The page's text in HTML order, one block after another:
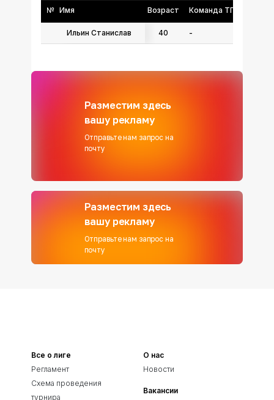
№ Имя Возраст Команда ТГФФ
Ильин Станислав 40 -
Разместим здесь
вашу рекламу
Отправьте нам запрос на
почту
Разместим здесь
вашу рекламу
Отправьте нам запрос на
почту
Все о лиге
Регламент
Схема проведения
турнира
О нас
Новости
Вакансии